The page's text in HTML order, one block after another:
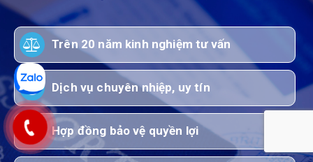
Trên 20 năm kinh nghiệm tư vấn
Dịch vụ chuyên nhiệp, uy tín
Hợp đồng bảo vệ quyền lợi